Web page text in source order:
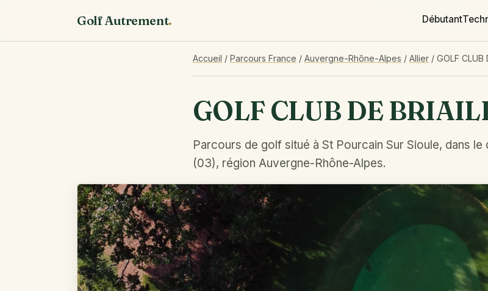
Golf Autrement. Débutant
Accueil / Parcours France / Auvergne-Rhône-Alpes / Allier / GOLF CLUB
GOLF CLUB DE
Parcours de golf situé à St Pourcain Sur Sioule, dans le
(03), région Auvergne-Rhône-Alpes.